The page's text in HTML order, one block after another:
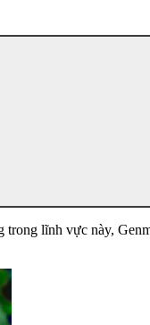
lĩnh vực này,